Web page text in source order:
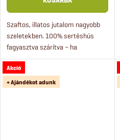
Szaftos, illatos jutalom nagyobb
szeletekben. 100% sertéshús
fagyasztva szárítva – ha
szeretnéd váltogatni a
fehérjeforrásokat és változatossá
tenni a tálat.
Akció
+ Ajándékot adunk